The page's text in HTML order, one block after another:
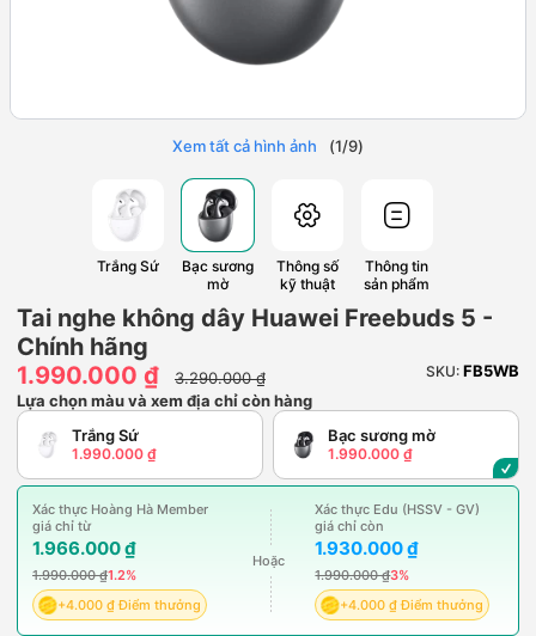
Xem tất cả hình ảnh (1/9)
Trắng Sứ
Bạc sương
mờ
Thông số
kỹ thuật
Thông tin
sản phẩm
Tai nghe không dây Huawei Freebuds 5 -
Chính hãng
1.990.000 ₫
3.290.000 ₫ SKU: FB5WB
Lựa chọn màu và xem địa chỉ còn hàng
Trắng Sứ
1.990.000 ₫
Bạc sương mờ
1.990.000 ₫
Xác thực Hoàng Hà Member
giá chỉ từ
1.966.000 ₫
1.990.000 ₫1.2%
+4.000 ₫ Điểm thưởng
Hoặc
Xác thực Edu (HSSV - GV)
giá chỉ còn
1.930.000 ₫
1.990.000 ₫3%
+4.000 ₫ Điểm thưởng